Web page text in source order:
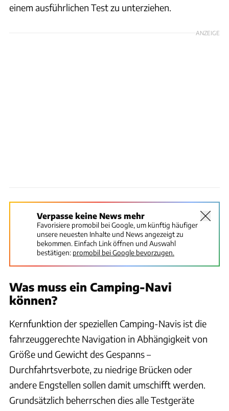
einem ausführlichen Test zu unterziehen.
ANZEIGE
Verpasse keine News mehr
Favorisiere promobil bei Google, um künftig häufiger
unsere neuesten Inhalte und News angezeigt zu
bekommen. Einfach Link öffnen und Auswahl
bestätigen: promobil bei Google bevorzugen.
Was muss ein Camping-Navi
können?
Kernfunktion der speziellen Camping-Navis ist die
fahrzeuggerechte Navigation in Abhängigkeit von
Größe und Gewicht des Gespanns –
Durchfahrtsverbote, zu niedrige Brücken oder
andere Engstellen sollen damit umschifft werden.
Grundsätzlich beherrschen dies alle Testgeräte